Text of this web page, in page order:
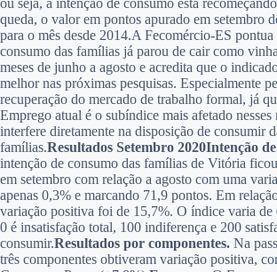
ou seja, a intenção de consumo está
queda, o valor em pontos apurado em setembro
para o mês desde 2014.A Fecomércio-ES
consumo das famílias já parou de cair como
meses de junho a agosto e acredita que o
melhor nas próximas pesquisas. Especialmente
recuperação do mercado de trabalho formal, já
Emprego atual é o subíndice mais afetado nesses
interfere diretamente na disposição de consumir
famílias.Resultados Setembro 2020Intenção
intenção de consumo das famílias de Vitória
em setembro com relação a agosto com uma
apenas 0,3% e marcando 71,9 pontos. Em
variação positiva foi de 15,7%. O índice varia de
0 é insatisfação total, 100 indiferença e 200
consumir.Resultados por componentes. Na
três componentes obtiveram variação positiva,